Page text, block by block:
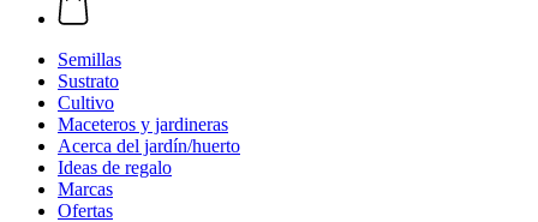
Semillas
Sustrato
Cultivo
Maceteros y jardineras
Acerca del jardín/huerto
Ideas de regalo
Marcas
Ofertas